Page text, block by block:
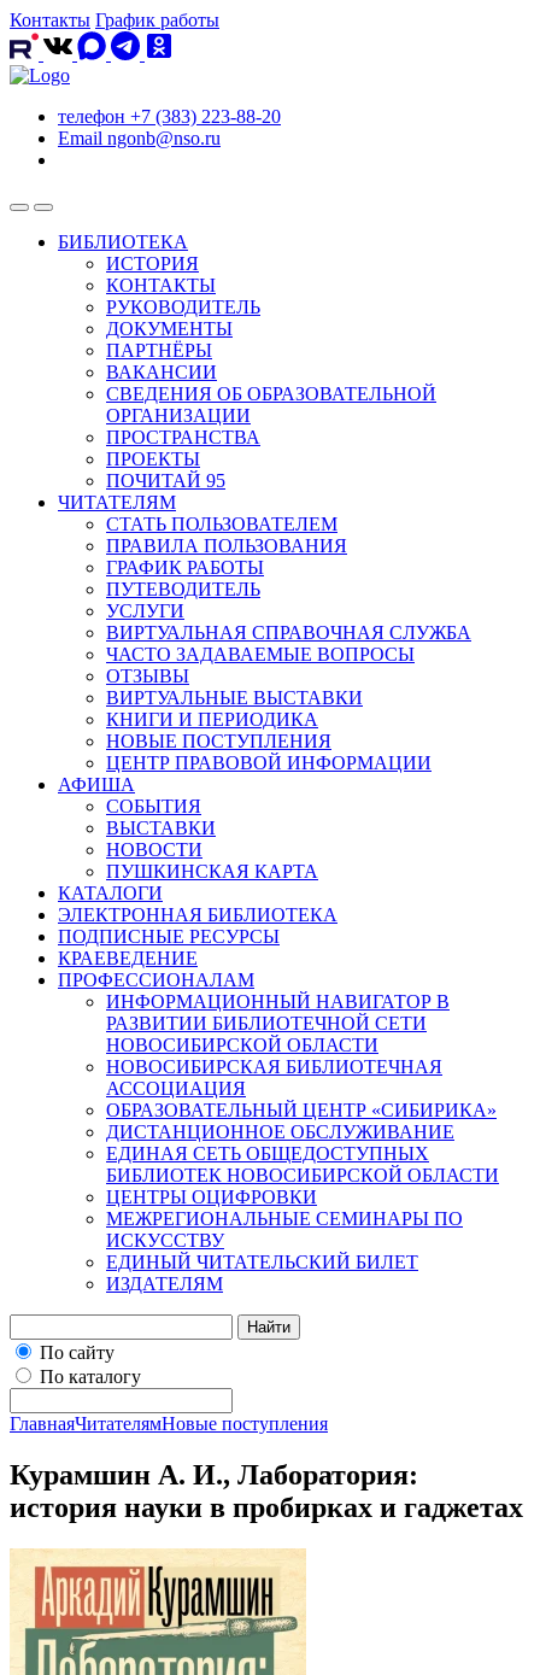
Контакты График работы
телефон +7 (383) 223-88-20
Email ngonb@nso.ru
БИБЛИОТЕКА
ИСТОРИЯ
КОНТАКТЫ
РУКОВОДИТЕЛЬ
ДОКУМЕНТЫ
ПАРТНЁРЫ
ВАКАНСИИ
СВЕДЕНИЯ ОБ ОБРАЗОВАТЕЛЬНОЙ
ОРГАНИЗАЦИИ
ПРОСТРАНСТВА
ПРОЕКТЫ
ПОЧИТАЙ 95
ЧИТАТЕЛЯМ
СТАТЬ ПОЛЬЗОВАТЕЛЕМ
ПРАВИЛА ПОЛЬЗОВАНИЯ
ГРАФИК РАБОТЫ
ПУТЕВОДИТЕЛЬ
УСЛУГИ
ВИРТУАЛЬНАЯ СПРАВОЧНАЯ СЛУЖБА
ЧАСТО ЗАДАВАЕМЫЕ ВОПРОСЫ
ОТЗЫВЫ
ВИРТУАЛЬНЫЕ ВЫСТАВКИ
КНИГИ И ПЕРИОДИКА
НОВЫЕ ПОСТУПЛЕНИЯ
ЦЕНТР ПРАВОВОЙ ИНФОРМАЦИИ
АФИША
СОБЫТИЯ
ВЫСТАВКИ
НОВОСТИ
ПУШКИНСКАЯ КАРТА
КАТАЛОГИ
ЭЛЕКТРОННАЯ БИБЛИОТЕКА
ПОДПИСНЫЕ РЕСУРСЫ
КРАЕВЕДЕНИЕ
ПРОФЕССИОНАЛАМ
ИНФОРМАЦИОННЫЙ НАВИГАТОР В
РАЗВИТИИ БИБЛИОТЕЧНОЙ СЕТИ
НОВОСИБИРСКОЙ ОБЛАСТИ
НОВОСИБИРСКАЯ БИБЛИОТЕЧНАЯ
АССОЦИАЦИЯ
ОБРАЗОВАТЕЛЬНЫЙ ЦЕНТР «СИБИРИКА»
ДИСТАНЦИОННОЕ ОБСЛУЖИВАНИЕ
ЕДИНАЯ СЕТЬ ОБЩЕДОСТУПНЫХ
БИБЛИОТЕК НОВОСИБИРСКОЙ ОБЛАСТИ
ЦЕНТРЫ ОЦИФРОВКИ
МЕЖРЕГИОНАЛЬНЫЕ СЕМИНАРЫ ПО
ИСКУССТВУ
ЕДИНЫЙ ЧИТАТЕЛЬСКИЙ БИЛЕТ
ИЗДАТЕЛЯМ
Найти
По сайту
По каталогу
ГлавнаяЧитателямНовые поступления
Курамшин А. И., Лаборатория:
история науки в пробирках и гаджетах